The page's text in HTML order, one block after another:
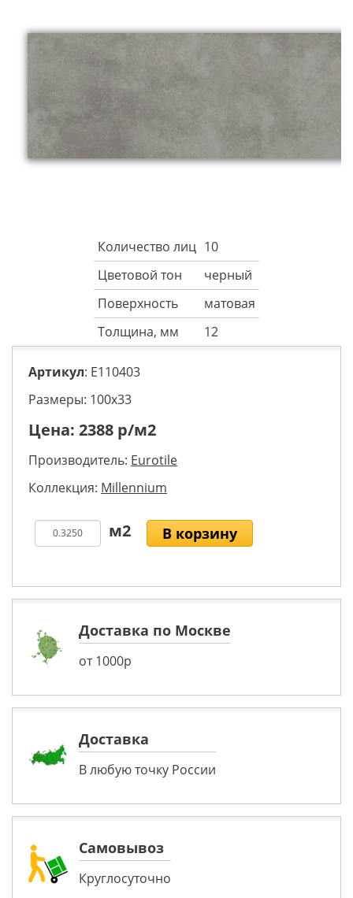
Количество лиц 10
Цветовой тон
черный
Поверхность
матовая
Толщина, мм
12
Артикул: E110403
Размеры: 100х33
Цена: 2388 р/м2
Производитель: Eurotile
Коллекция: Millennium
В корзину
Доставка по Москве
от 1000р
Доставка
В любую точку России
Самовывоз
Круглосуточно